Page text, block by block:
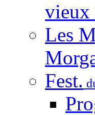
vieux
Les
Fest.